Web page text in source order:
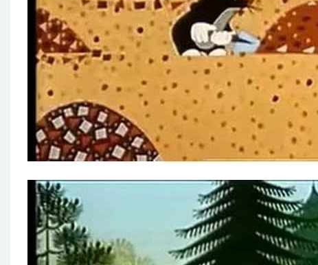
第51集：鼹鼠与长笛
第52集：鼹鼠和画笔
第53集：鼹鼠和鱼
第54集：鼹鼠和燕子
第55集：鼹鼠和青蛙
鼹鼠的故事：鼹鼠过圣诞